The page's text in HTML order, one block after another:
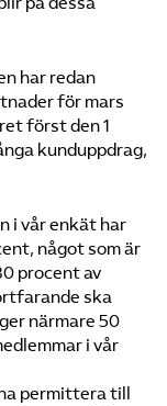
har redan
för mars
först den 1
kunduppdrag,
i vår enkät har
något som är
procentav
ska
närmare 50
i vår
permittera till